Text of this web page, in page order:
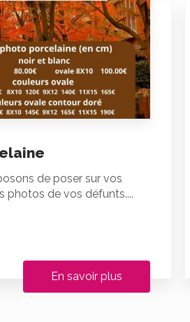
de poser sur vos
photos de vos défunts....
En savoir plus